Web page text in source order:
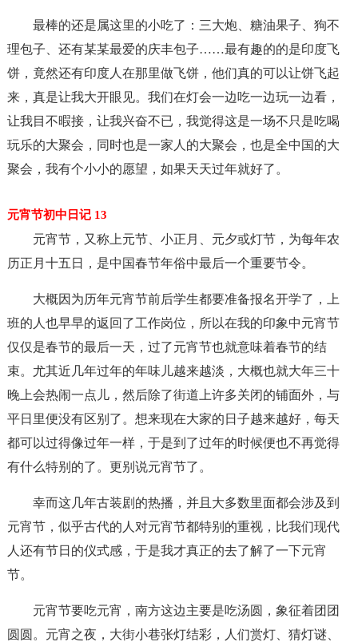
最棒的还是属这里的小吃了：三大炮、糖油果子、狗不
理包子、还有某某最爱的庆丰包子……最有趣的的是印度飞
饼，竟然还有印度人在那里做飞饼，他们真的可以让饼飞起
来，真是让我大开眼见。我们在灯会一边吃一边玩一边看，
让我目不暇接，让我兴奋不已，我觉得这是一场不只是吃喝
玩乐的大聚会，同时也是一家人的大聚会，也是全中国的大
聚会，我有个小小的愿望，如果天天过年就好了。
元宵节初中日记 13
元宵节，又称上元节、小正月、元夕或灯节，为每年农
历正月十五日，是中国春节年俗中最后一个重要节令。
大概因为历年元宵节前后学生都要准备报名开学了，上
班的人也早早的返回了工作岗位，所以在我的印象中元宵节
仅仅是春节的最后一天，过了元宵节也就意味着春节的结
束。尤其近几年过年的年味儿越来越淡，大概也就大年三十
晚上会热闹一点儿，然后除了街道上许多关闭的铺面外，与
平日里便没有区别了。想来现在大家的日子越来越好，每天
都可以过得像过年一样，于是到了过年的时候便也不再觉得
有什么特别的了。更别说元宵节了。
幸而这几年古装剧的热播，并且大多数里面都会涉及到
元宵节，似乎古代的人对元宵节都特别的重视，比我们现代
人还有节日的仪式感，于是我才真正的去了解了一下元宵
节。
元宵节要吃元宵，南方这边主要是吃汤圆，象征着团团
圆圆。元宵之夜，大街小巷张灯结彩，人们赏灯、猜灯谜、